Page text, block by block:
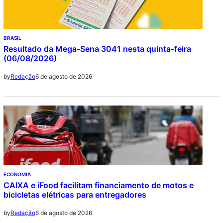
BRASIL
Resultado da Mega-Sena 3041 nesta quinta-feira
(06/08/2026)
byRedação6 de agosto de 2026
ECONOMIA
CAIXA e iFood facilitam financiamento de motos e
bicicletas elétricas para entregadores
byRedação6 de agosto de 2026